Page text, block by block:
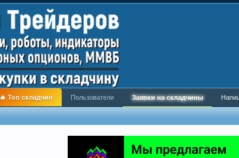
🔥 Топ складчин Пользователи Заявки на складчины